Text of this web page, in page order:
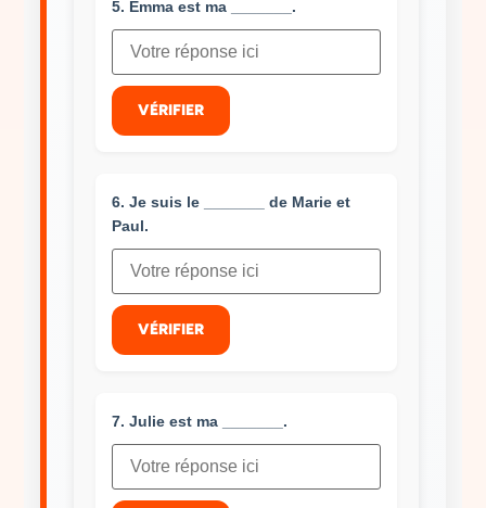
5. Emma est ma _______.
VÉRIFIER
6. Je suis le _______ de Marie et
Paul.
VÉRIFIER
7. Julie est ma _______.